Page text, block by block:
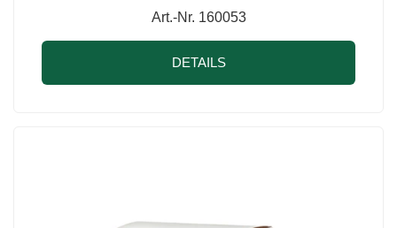
Art.-Nr. 160053
DETAILS